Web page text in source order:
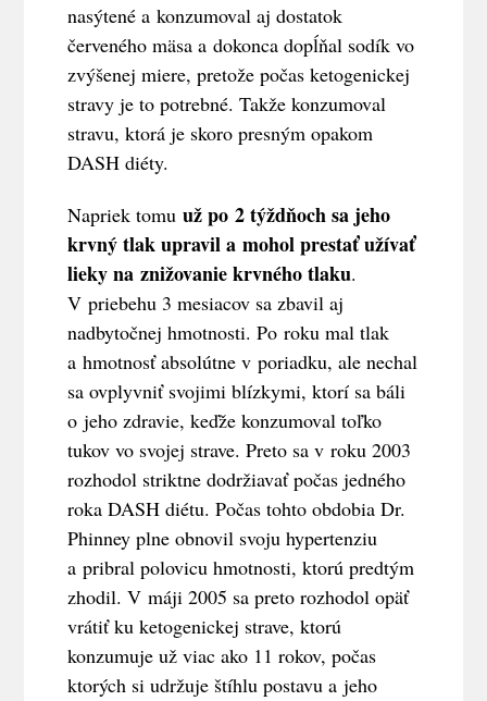
nasýtené a konzumoval aj dostatok
červeného mäsa a dokonca dopĺňal sodík vo
zvýšenej miere, pretože počas ketogenickej
stravy je to potrebné. Takže konzumoval
stravu, ktorá je skoro presným opakom
DASH diéty.
Napriek tomuuž po 2 týždňoch sa jeho
krvný tlak upravil a mohol prestať užívať
lieky na znižovanie krvného tlaku.
V priebehu 3 mesiacov sa zbavil aj
nadbytočnej hmotnosti. Po roku mal tlak
a hmotnosť absolútne v poriadku, ale nechal
sa ovplyvniť svojimi blízkymi, ktorí sa báli
o jeho zdravie, keďže konzumoval toľko
tukov vo svojej strave. Preto sa v roku 2003
rozhodol striktne dodržiavať počas jedného
roka DASH diétu. Počas tohto obdobia Dr.
Phinney plne obnovil svoju hypertenziu
a pribral polovicu hmotnosti, ktorú predtým
zhodil. V máji 2005 sa preto rozhodol opäť
vrátiť ku ketogenickej strave, ktorú
konzumuje už viac ako 11 rokov, počas
ktorých si udržuje štíhlu postavu a jeho